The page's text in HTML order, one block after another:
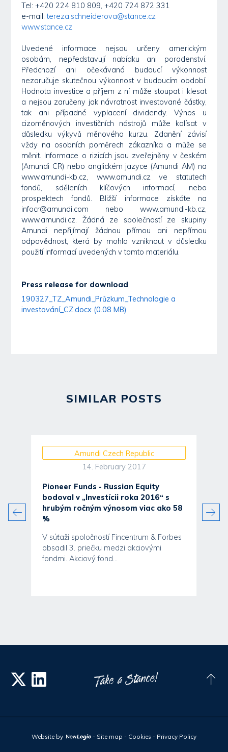
Tel: +420 224 810 809, +420 724 872 331
e-mail:tereza.schneiderova@stance.cz
www.stance.cz
Uvedené informace nejsou určeny americkým
osobám, nepředstavují nabídku ani poradenství.
Předchozí ani očekávaná budoucí výkonnost
nezaručuje skutečnou výkonnost v budoucím období.
Hodnota investice a příjem z ní může stoupat i klesat
a nejsou zaručeny jak návratnost investované částky,
tak ani případné vyplacení dividendy. Výnos u
cizoměnových investičních nástrojů může kolísat v
důsledku výkyvů měnového kurzu. Zdanění závisí
vždy na osobních poměrech zákazníka a může se
měnit. Informace o rizicích jsou zveřejněny v českém
(Amundi CR) nebo anglickém jazyce (Amundi AM) na
www.amundi-kb.cz, www.amundi.cz ve statutech
fondů, sděleních klíčových informací, nebo
prospektech fondů. Bližší informace získáte na
infocr@amundi.com nebo www.amundi-kb.cz,
www.amundi.cz. Žádná ze společností ze skupiny
Amundi nepřijímají žádnou přímou ani nepřímou
odpovědnost, která by mohla vzniknout v důsledku
použití informací uvedených v tomto materiálu.
Press release for download
190327_TZ_Amundi_Průzkum_Technologie a
investování_CZ.docx (0.08 MB)
SIMILAR POSTS
Amundi Czech Republic
14. February 2017
Pioneer Funds - Russian Equity
bodoval v „Investícii roka 2016“ s
hrubým ročným výnosom viac ako 58
%
V súťaži spoločností Fincentrum & Forbes
obsadil 3. priečku medzi akciovými
fondmi. Akciový fond...
Website by - Site map - Cookies - Privacy Policy